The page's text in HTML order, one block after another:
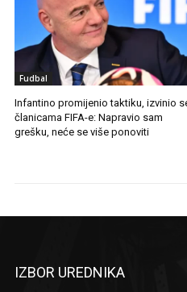
Fudbal
Infantino promijenio taktiku, izvinio
članicama FIFA-e: Napravio sam
grešku, neće se više ponoviti
IZBOR UREDNIKA